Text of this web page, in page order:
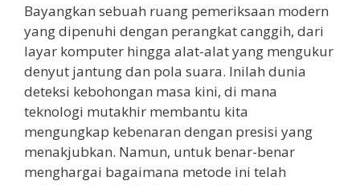
Bayangkan sebuah ruang pemeriksaan modern
yang dipenuhi dengan perangkat canggih, dari
layar komputer hingga alat-alat yang mengukur
denyut jantung dan pola suara. Inilah dunia
deteksi kebohongan masa kini, di mana
teknologi mutakhir membantu kita
mengungkap kebenaran dengan presisi yang
menakjubkan. Namun, untuk benar-benar
menghargai bagaimana metode ini telah